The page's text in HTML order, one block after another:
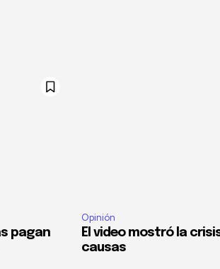
pagan
Opinión
El video mostró la
causas